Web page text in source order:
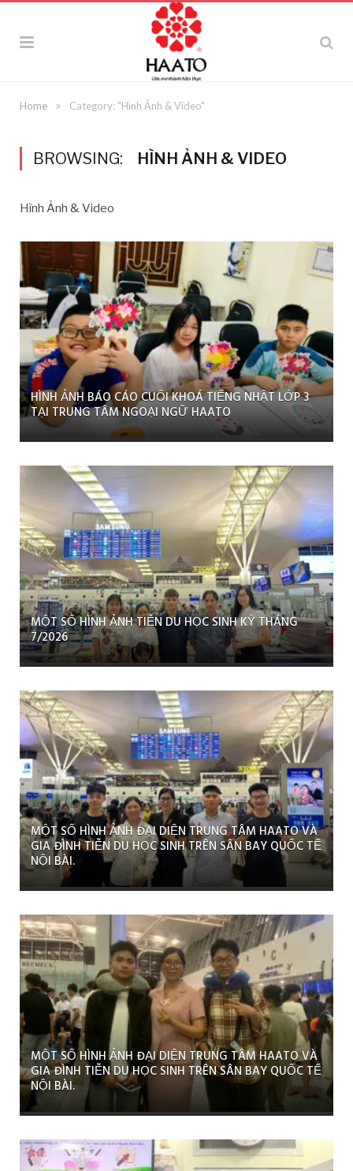
Home » Category: "Hình Ảnh & Video"
BROWSING: HÌNH ẢNH & VIDEO
Hình Ảnh & Video
HÌNH ẢNH BÁO CÁO CUỐI KHOÁ TIẾNG NHẬT LỚP 3
TẠI TRUNG TÂM NGOẠI NGỮ HAATO
MỘT SỐ HÌNH ẢNH TIỄN DU HỌC SINH KỲ THÁNG
7/2026
MỘT SỐ HÌNH ẢNH ĐẠI DIỆN TRUNG TÂM HAATO VÀ
GIA ĐÌNH TIỄN DU HỌC SINH TRÊN SÂN BAY QUỐC TẾ
NỘI BÀI.
MỘT SỐ HÌNH ẢNH ĐẠI DIỆN TRUNG TÂM HAATO VÀ
GIA ĐÌNH TIỄN DU HỌC SINH TRÊN SÂN BAY QUỐC TẾ
NỘI BÀI.